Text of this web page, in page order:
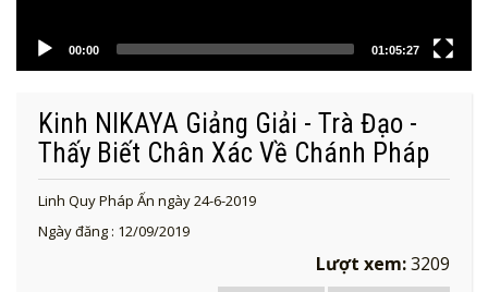
00:00 01:05:27
Kinh NIKAYA Giảng Giải - Trà Đạo -
Thấy Biết Chân Xác Về Chánh Pháp
Linh Quy Pháp Ấn ngày 24-6-2019
Ngày đăng : 12/09/2019
Lượt xem:3209